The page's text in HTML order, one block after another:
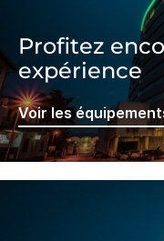
Profitez
expérience
Voir les